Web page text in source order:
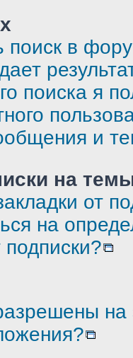
поиск в
поиска я
и
на
от
на
подписки?